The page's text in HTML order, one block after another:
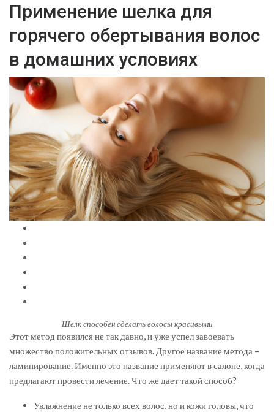
Применение шелка для
горячего обертывания волос
в домашних условиях
Шелк способен сделать волосы красивыми
Этот метод появился не так давно, и уже успел завоевать
множество положительных отзывов. Другое название метода –
ламинирование. Именно это название применяют в салоне, когда
предлагают провести лечение. Что же дает такой способ?
Увлажнение не только всех волос, но и кожи головы, что